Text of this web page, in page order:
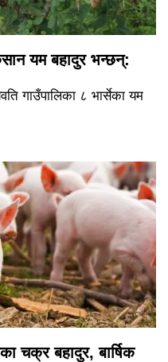
यम बहादुर भन्छन्:
गाउँपालिका ८ भार्सेका यम
चक्र बहादुर, बार्षिक